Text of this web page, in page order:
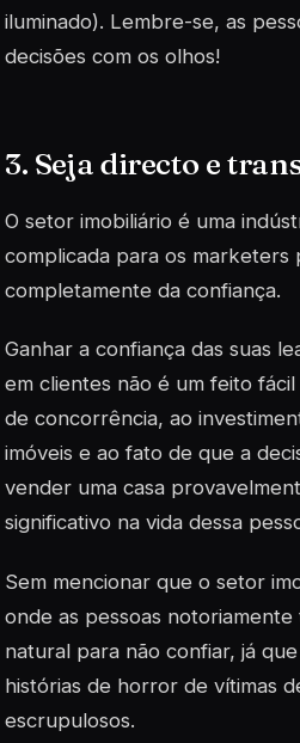
iluminado). Lembre-se, as
decisões com os olhos!
3. Seja directo e
O setor imobiliário é uma
complicada para os
completamente da confiança.
Ganhar a confiança das suas
em clientes não é um feito
de concorrência, ao
imóveis e ao fato de que a
vender uma casa
significativo na vida dessa
Sem mencionar que o setor
onde as pessoas
natural para não confiar, já
histórias de horror de vítimas
escrupulosos.